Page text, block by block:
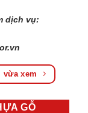
dịch vụ:
vừa xem
GỖ